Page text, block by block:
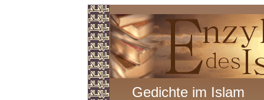
Gedichte im Islam